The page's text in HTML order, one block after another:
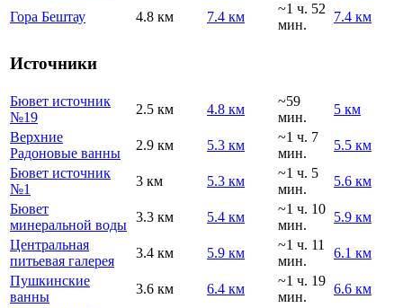
Гора Бештау 4.8 км 7.4 км
~1 ч. 52
мин.
7.4 км
Источники
Бювет источник
№19
2.5 км 4.8 км
~59
мин.
5 км
Верхние
Радоновые ванны
2.9 км 5.3 км
~1 ч. 7
мин.
5.5 км
Бювет источник
№1
3 км 5.3 км
~1 ч. 5
мин.
5.6 км
Бювет
минеральной воды
3.3 км 5.4 км
~1 ч. 10
мин.
5.9 км
Центральная
питьевая галерея
3.4 км 5.9 км
~1 ч. 11
мин.
6.1 км
Пушкинские
ванны
3.6 км 6.4 км
~1 ч. 19
мин.
6.6 км